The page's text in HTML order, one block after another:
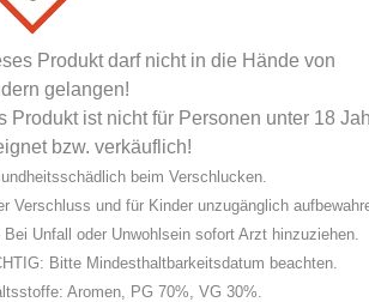
Produkt darf nicht in die Hände von
gelangen!
Produkt ist nicht für Personen unter 18
bzw. verkäuflich!
beim Verschlucken.
Verschluss und für Kinder unzugänglich
Bei Unfall oder Unwohlsein sofort Arzt hinzuziehen.
Bitte Mindesthaltbarkeitsdatum beachten.
Aromen, PG 70%, VG 30%.